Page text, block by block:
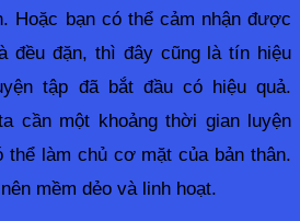
Hoặc bạn có thể cảm nhận được
đều đặn, thì đây cũng là tín hiệu
tập đã bắt đầu có hiệu quả.
cần một khoảng thời gian luyện
thể làm chủ cơ mặt của bản thân.
mềm dẻo và linh hoạt.